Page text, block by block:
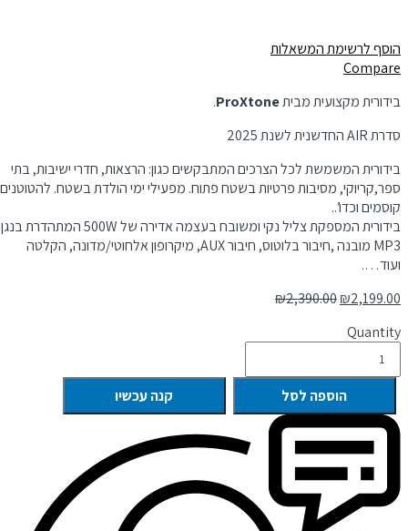
הוסף לרשימת המשאלות
Compare
בידורית מקצועית מביתProXtone
.
סדרת AIR החדשנית לשנת 2025
בידורית המשמשת לכל הצרכים המתבקשים כגון: הרצאות, חדרי ישיבות, בתי
ספר,קריוקי, מסיבות פרטיות בשטח פתוח. מפעילי ימי הולדת בשטח. להטוטנים
קוסמים וכדו’..
בידורית המספקת צליל נקי ומשובח בעצמה אדירה של 500W המתהדרת בנגן
MP3 מובנה ,חיבור בלוטוס, חיבור AUX, מיקרופון אלחוטי/מדונה, הקלטה
ועוד….
₪2,199.00
₪2,390.00
Quantity
הוספה לסל קנה עכשיו